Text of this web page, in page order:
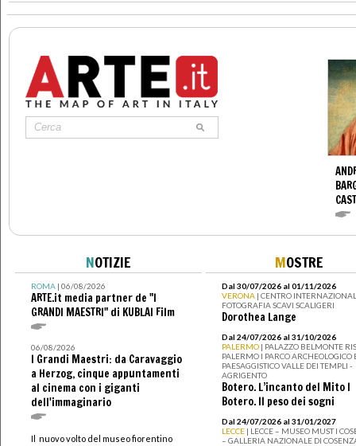
NOTIZIE
ROMA| 06/08/2026
ARTE.it media partner de "I
GRANDI MAESTRI" di KUBLAI Film
06/08/2026
I Grandi Maestri: da Caravaggio
a Herzog, cinque appuntamenti
al cinema con i giganti
dell'immaginario
Il nuovo volto del museo fiorentino
MOSTRE
Dal 30/07/2026 al 01/11/2026
VERONA | CENTRO
FOTOGRAFIA SCAVI SCALIGERI
Dorothea Lange
Dal 24/07/2026 al 31/10/2026
PALERMO | PALAZZO BELMONTE
PALERMO I PARCO ARCHEOLOGICO
PAESAGGISTICO VALLE DEI TEMPLI -
AGRIGENTO
Botero. L’incanto del Mito I
Botero. Il peso dei sogni
Dal 24/07/2026 al 31/01/2027
LECCE | LECCE – MUSEO MUST I
– GALLERIA NAZIONALE DI